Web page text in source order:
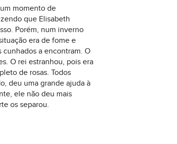
momento de
que Elisabeth
Porém, num inverno
era de fome e
a encontram. O
O rei estranhou, pois era
de rosas. Todos
deu uma grande ajuda à
ele não deu mais
os separou.